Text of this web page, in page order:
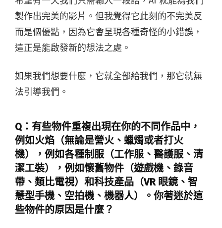
製作出完美的影片。但我覺得它此刻的不完美反
而是個優點，因為它會呈現各種奇怪的小錯誤，
這正是能啟發新的想法之處。
如果我們想要什麼，它就全部給我們，那它就無
法引導我們。
Q：有些物件重複出現在你的不同作品中，
例如火焰（無論是營火、蠟燭或者打火
機），例如各種制服（工作服、醫護服、清
潔工裝），例如懷舊物件（遊戲機、錄音
帶、類比電視）和科技產品（VR 眼鏡、智
慧型手機、空拍機、機器人）。你著迷於這
些物件的原因是什麼？